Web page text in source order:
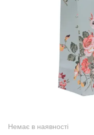
Немає в наявності